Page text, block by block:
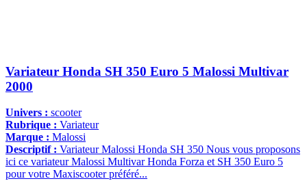
Variateur Honda SH 350 Euro 5 Malossi Multivar
2000
Univers : scooter
Rubrique : Variateur
Marque : Malossi
Descriptif : Variateur Malossi Honda SH 350 Nous vous proposons
ici ce variateur Malossi Multivar Honda Forza et SH 350 Euro 5
pour votre Maxiscooter préféré...